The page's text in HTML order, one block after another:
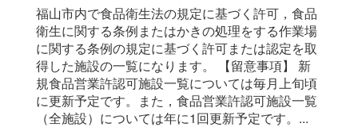
福山市内で食品衛生法の規定に基づく許可，食品
衛生に関する条例またはかきの処理をする作業場
に関する条例の規定に基づく許可または認定を取
得した施設の一覧になります。 【留意事項】 新
規食品営業許認可施設一覧については毎月上旬頃
に更新予定です。また，食品営業許認可施設一覧
（全施設）については年に1回更新予定です。...